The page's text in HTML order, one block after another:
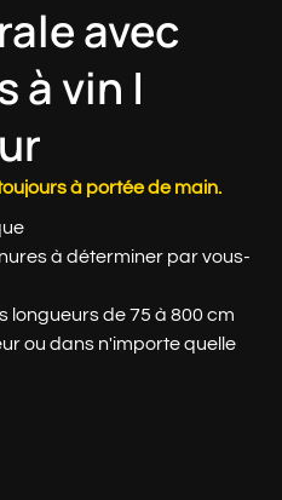
avec
à vin |
à portée de main.
à déterminer par vous-
longueurs de 75 à 800 cm
ou dans n'importe quelle